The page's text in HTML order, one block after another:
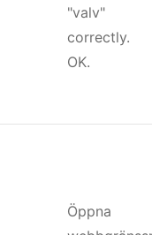
"valv"
correctly.
OK.
Öppna